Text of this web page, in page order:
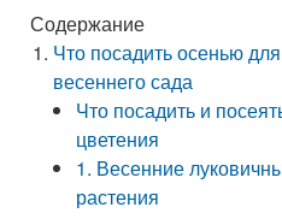
Содержание
Что посадить осенью
весеннего сада
Что посадить и
цветения
1. Весенние
растения